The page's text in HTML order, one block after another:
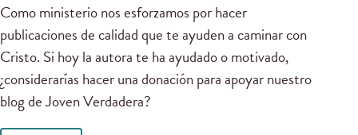
Como ministerio nos esforzamos por hacer
publicaciones de calidad que te ayuden a caminar con
Cristo. Si hoy la autora te ha ayudado o motivado,
¿considerarías hacer una donación para apoyar nuestro
blog de Joven Verdadera?